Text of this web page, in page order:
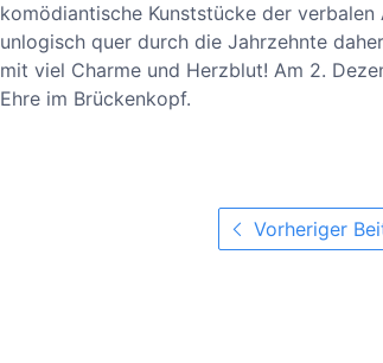
komödiantische Kunststücke der
unlogisch quer durch die Jahrzehnte
mit viel Charme und Herzblut! Am 2.
Ehre im Brückenkopf.
Vorheriger